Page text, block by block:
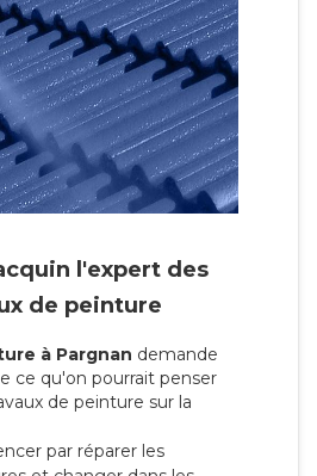
l'expert des
de peinture
à Pargnan demande
ce qu'on pourrait penser
de peinture sur la
par réparer les